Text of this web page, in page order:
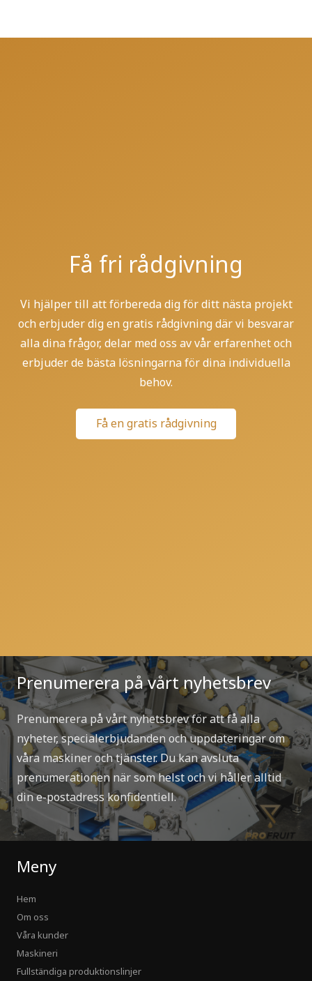
Få fri rådgivning
Vi hjälper till att förbereda dig för ditt nästa projekt
och erbjuder dig en gratis rådgivning där vi besvarar
alla dina frågor, delar med oss av vår erfarenhet och
erbjuder de bästa lösningarna för dina individuella
behov.
Få en gratis rådgivning
Prenumerera på vårt nyhetsbrev
Prenumerera på vårt nyhetsbrev för att få alla
nyheter, specialerbjudanden och uppdateringar om
våra maskiner och tjänster. Du kan avsluta
prenumerationen när som helst och vi håller alltid
din e-postadress konfidentiell.
Meny
Hem
Om oss
Våra kunder
Maskineri
Fullständiga produktionslinjer